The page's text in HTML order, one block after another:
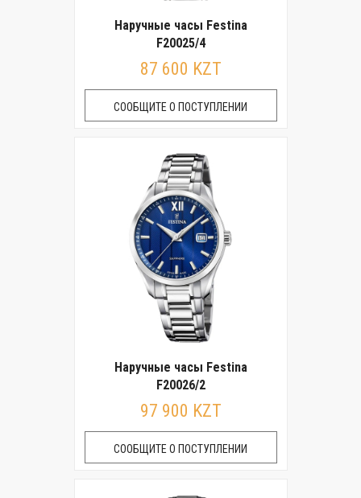
Наручные часы Festina
F20025/4
87 600 KZT
СООБЩИТЕ О ПОСТУПЛЕНИИ
Наручные часы Festina
F20026/2
97 900 KZT
СООБЩИТЕ О ПОСТУПЛЕНИИ